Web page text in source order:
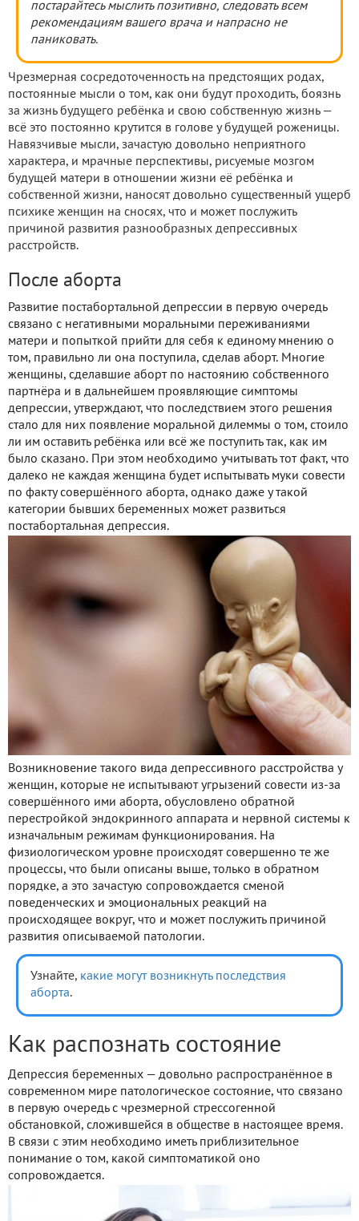
постарайтесь мыслить позитивно, следовать всем
рекомендациям вашего врача и напрасно не
паниковать.
Чрезмерная сосредоточенность на предстоящих родах,
постоянные мысли о том, как они будут проходить, боязнь
за жизнь будущего ребёнка и свою собственную жизнь —
всё это постоянно крутится в голове у будущей роженицы.
Навязчивые мысли, зачастую довольно неприятного
характера, и мрачные перспективы, рисуемые мозгом
будущей матери в отношении жизни её ребёнка и
собственной жизни, наносят довольно существенный ущерб
психике женщин на сносях, что и может послужить
причиной развития разнообразных депрессивных
расстройств.
После аборта
Развитие постабортальной депрессии в первую очередь
связано с негативными моральными переживаниями
матери и попыткой прийти для себя к единому мнению о
том, правильно ли она поступила, сделав аборт. Многие
женщины, сделавшие аборт по настоянию собственного
партнёра и в дальнейшем проявляющие симптомы
депрессии, утверждают, что последствием этого решения
стало для них появление моральной дилеммы о том, стоило
ли им оставить ребёнка или всё же поступить так, как им
было сказано. При этом необходимо учитывать тот факт, что
далеко не каждая женщина будет испытывать муки совести
по факту совершённого аборта, однако даже у такой
категории бывших беременных может развиться
постабортальная депрессия.
Возникновение такого вида депрессивного расстройства у
женщин, которые не испытывают угрызений совести из-за
совершённого ими аборта, обусловлено обратной
перестройкой эндокринного аппарата и нервной системы к
изначальным режимам функционирования. На
физиологическом уровне происходят совершенно те же
процессы, что были описаны выше, только в обратном
порядке, а это зачастую сопровождается сменой
поведенческих и эмоциональных реакций на
происходящее вокруг, что и может послужить причиной
развития описываемой патологии.
Узнайте, какие могут возникнуть последствия
аборта.
Как распознать состояние
Депрессия беременных — довольно распространённое в
современном мире патологическое состояние, что связано
в первую очередь с чрезмерной стрессогенной
обстановкой, сложившейся в обществе в настоящее время.
В связи с этим необходимо иметь приблизительное
понимание о том, какой симптоматикой оно
сопровождается.